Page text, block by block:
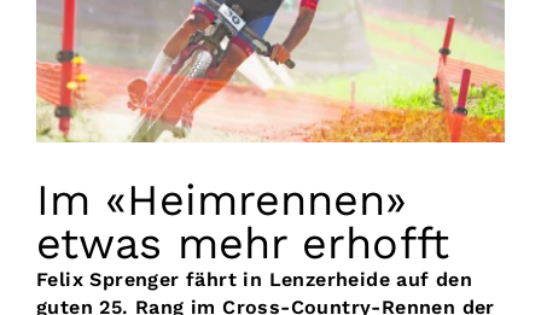
Vorstand
Kontakt
Im «Heimrennen»
etwas mehr erhofft
Felix Sprenger fährt in Lenzerheide auf den
guten 25. Rang im Cross-Country-Rennen der